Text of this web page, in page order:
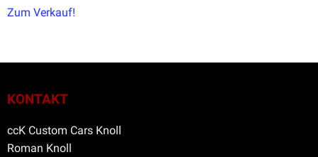
Zum Verkauf!
KONTAKT
ccK Custom Cars Knoll
Roman Knoll